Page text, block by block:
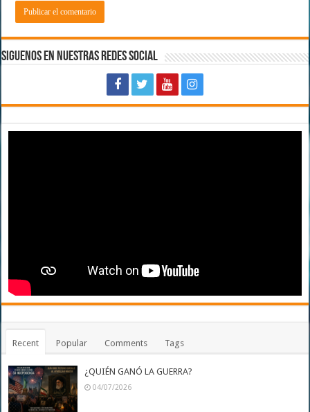
Siguenos en Nuestras Redes Social
Recent Popular Comments Tags
¿QUIÉN GANÓ LA GUERRA?
04/07/2026